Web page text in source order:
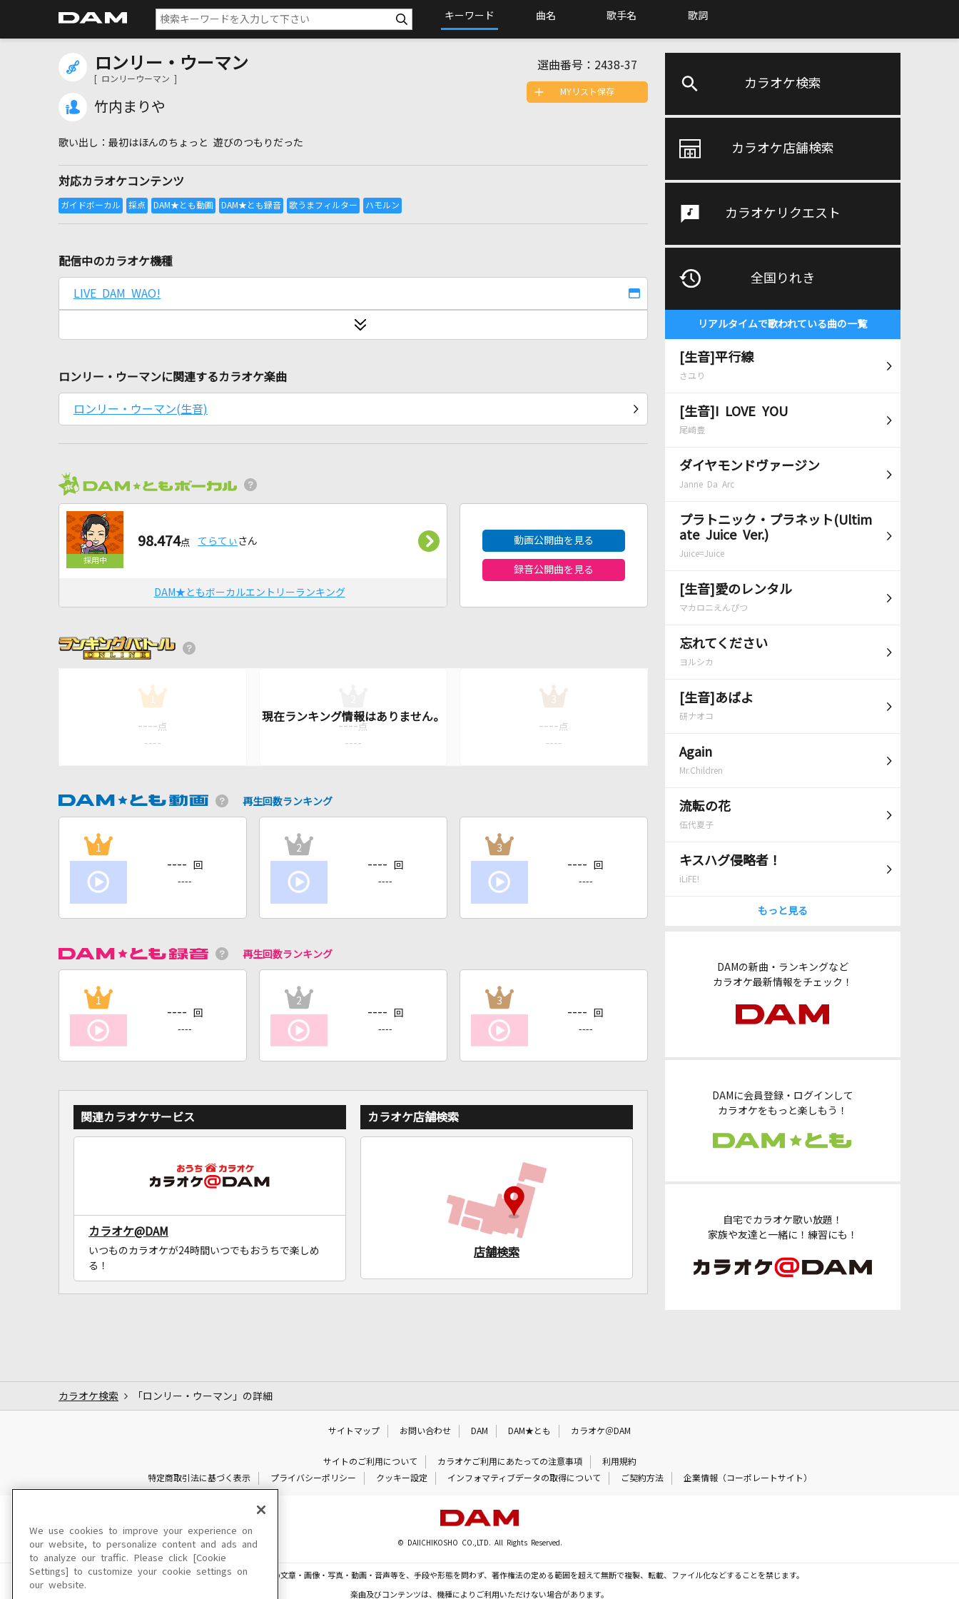
キーワード 曲名 歌手名 歌詞
カラオケ検索
カラオケ店舗検索
カラオケリクエスト
全国りれき
リアルタイムで歌われている曲の一覧
[生音]平行線
さユり
[生音]I LOVE YOU
尾崎豊
ダイヤモンドヴァージン
Janne Da Arc
プラトニック・プラネット(Ultim
ate Juice Ver.)
Juice=Juice
[生音]愛のレンタル
マカロニえんぴつ
忘れてください
ヨルシカ
[生音]あばよ
研ナオコ
Again
Mr.Children
流転の花
伍代夏子
キスハグ侵略者！
iLiFE!
もっと見る
DAMの新曲・ランキングなど
カラオケ最新情報をチェック！
DAMに会員登録・ログインして
カラオケをもっと楽しもう！
自宅でカラオケ歌い放題！
家族や友達と一緒に！練習にも！
ロンリー・ウーマン
[ ロンリーウーマン ]
竹内まりや
選曲番号： 2438-37
最初はほんのちょっと 遊びのつもりだった
対応カラオケコンテンツ
MYリスト保存
配信中のカラオケ機種
LIVE DAM WAO!
ロンリー・ウーマンに関連するカラオケ楽曲
ロンリー・ウーマン(生音)
98.474点 てらてぃ さん
DAM★ともボーカルエントリーランキング
動画公開曲を見る
録音公開曲を見る
1
---- 点
----
---- 点
----
3
---- 点
----
再生回数ランキング
1
---- 回
----
2
---- 回
----
3
---- 回
----
再生回数ランキング
1
---- 回
----
2
---- 回
----
3
---- 回
----
関連カラオケサービス
カラオケ@DAM
いつものカラオケが24時間いつでもおうちで楽しめ
る！
カラオケ店舗検索
店舗検索
カラオケ検索 「ロンリー・ウーマン」の詳細
サイトマップ お問い合わせ DAM DAM★とも カラオケ＠DAM
サイトのご利用について カラオケご利用にあたっての注意事項
利用規約
特定商取引法に基づく表示
プライバシーポリシー クッキー設定 インフォマティブデータの取得について ご契約方法 企業情報（コーポレートサイト）
© DAIICHIKOSHO CO.,LTD. All Rights Reserved.
このサイトに掲載されている一切の文章・画像・写真・動画・音声等を、手段や形態を問わず、著作権法の定める範囲を超えて無断で複製、転載、ファイル化などすることを禁じます。
楽曲及びコンテンツは、機種によりご利用いただけない場合があります。
We use cookies to improve your experience on
our website, to personalize content and ads and
to analyze our traffic. Please click [Cookie
Settings] to customize your cookie settings on
our website.